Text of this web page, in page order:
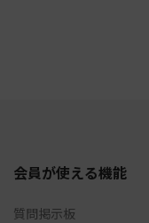
会員が使える機能
質問掲示板